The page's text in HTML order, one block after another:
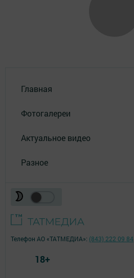
Главная
Фотогалереи
Актуальное видео
Разное
Телефон АО «ТАТМЕДИА»: (843) 222 09 84
18+